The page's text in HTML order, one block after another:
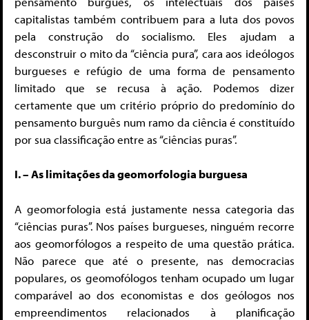
capitalistas também contribuem para a luta dos povos
pela construção do socialismo. Eles ajudam a
desconstruir o mito da “ciência pura”, cara aos ideólogos
burgueses e refúgio de uma forma de pensamento
limitado que se recusa à ação. Podemos dizer
certamente que um critério próprio do predomínio do
pensamento burguês num ramo da ciência é constituído
por sua classificação entre as “ciências puras”.
I. – As limitações da geomorfologia burguesa
A geomorfologia está justamente nessa categoria das
“ciências puras”. Nos países burgueses, ninguém recorre
aos geomorfólogos a respeito de uma questão prática.
Não parece que até o presente, nas democracias
populares, os geomofólogos tenham ocupado um lugar
comparável ao dos economistas e dos geólogos nos
empreendimentos relacionados à planificação